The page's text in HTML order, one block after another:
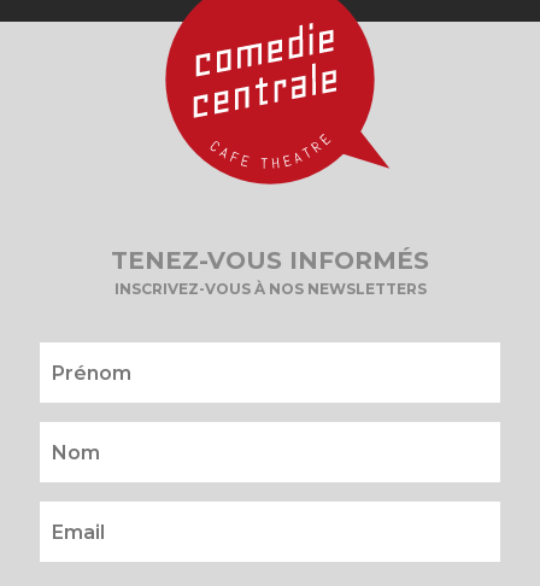
TENEZ-VOUS INFORMÉS
INSCRIVEZ-VOUS À NOS NEWSLETTERS